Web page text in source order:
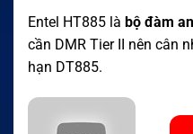
Entel HT885 là bộ đàm
cần DMR Tier II nên cân
hạn DT885.